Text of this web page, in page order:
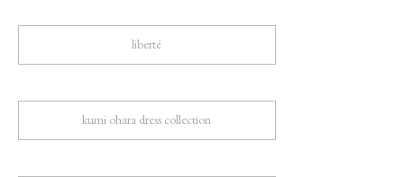
liberté
kumi ohara dress collection